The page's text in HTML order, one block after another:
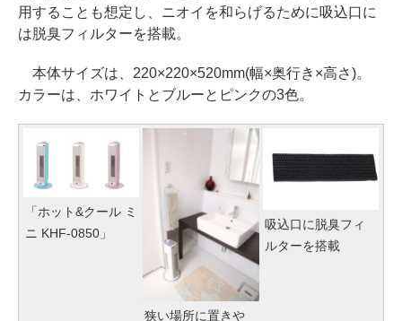
用することも想定し、ニオイを和らげるために吸込口に
は脱臭フィルターを搭載。
本体サイズは、220×220×520mm(幅×奥行き×高さ)。
カラーは、ホワイトとブルーとピンクの3色。
「ホット&クール ミ
ニ KHF-0850」
狭い場所に置きや
吸込口に脱臭フィ
ルターを搭載